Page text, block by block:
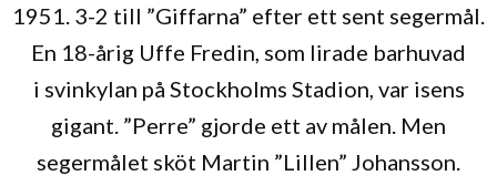
1951. 3-2 till ”Giffarna” efter ett sent segermål.
En 18-årig Uffe Fredin, som lirade barhuvad
i svinkylan på Stockholms Stadion, var isens
gigant. ”Perre” gjorde ett av målen. Men
segermålet sköt Martin ”Lillen” Johansson.